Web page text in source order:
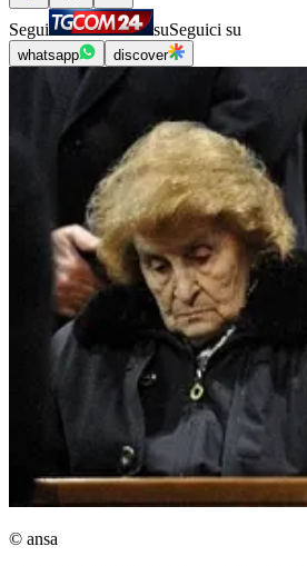
Segui suSeguici su
whatsapp discover
© ansa